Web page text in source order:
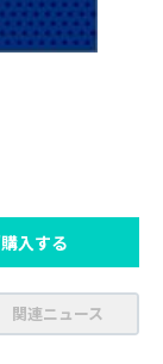
購入する
関連ニュース